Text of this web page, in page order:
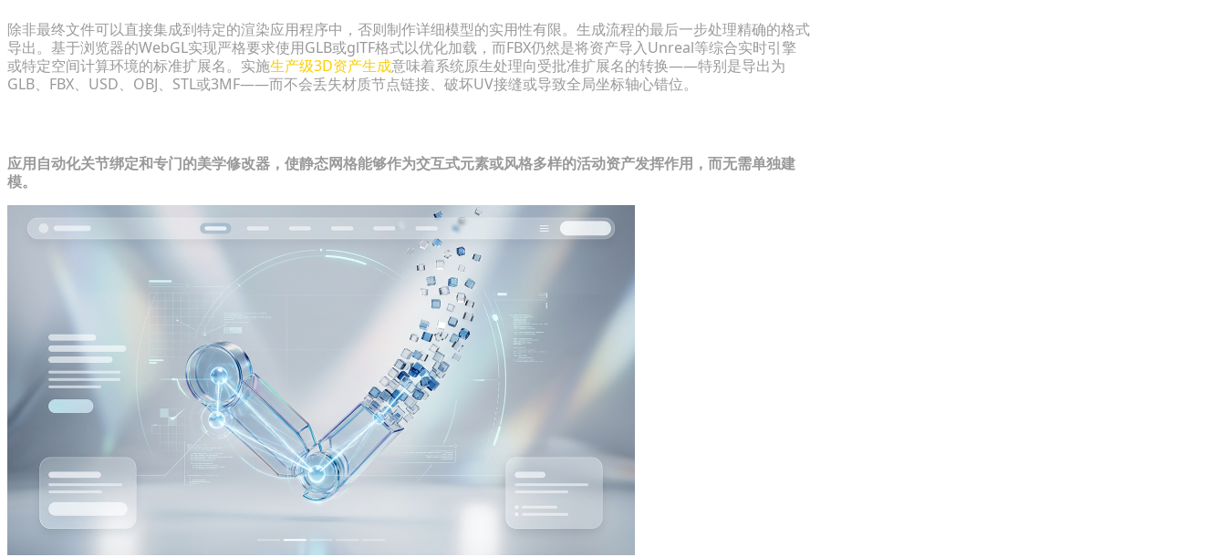
除非最终文件可以直接集成到特定的渲染应用程序中，否则制作详细模型的实用性有限。生成流程的最后一步处理精确的格式
导出。基于浏览器的WebGL实现严格要求使用GLB或glTF格式以优化加载，而FBX仍然是将资产导入Unreal等综合实时引擎
或特定空间计算环境的标准扩展名。实施生产级3D资产生成意味着系统原生处理向受批准扩展名的转换——特别是导出为
GLB、FBX、USD、OBJ、STL或3MF——而不会丢失材质节点链接、破坏UV接缝或导致全局坐标轴心错位。
应用自动化关节绑定和专门的美学修改器，使静态网格能够作为交互式元素或风格多样的活动资产发挥作用，而无需单独建
模。